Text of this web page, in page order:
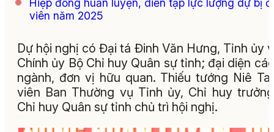
viên năm 2025
Dự hội nghị có Đại tá Đinh Văn Hưng, Tỉnh ủy
Chính ủy Bộ Chỉ huy Quân sự tỉnh; đại diện
ngành, đơn vị hữu quan. Thiếu tướng Niê
viên Ban Thường vụ Tỉnh ủy, Chỉ huy
Chỉ huy Quân sự tỉnh chủ trì hội nghị.